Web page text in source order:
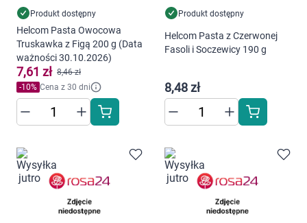
Korzystamy z plików cookies w celu
dostosowania zawartości serwisu do Twoich
preferencji. Więcej informacji znajdziesz w
naszejpolityce prywatności
. Możesz określić
Produkt dostępny
Helcom Pasta Owocowa
Truskawka z Figą 200 g (Data
ważności 30.10.2026)
7,61 zł 8,46 zł
-10% Cena z 30 dni
Produkt dostępny
Helcom Pasta z Czerwonej
Fasoli i Soczewicy 190 g
8,48 zł